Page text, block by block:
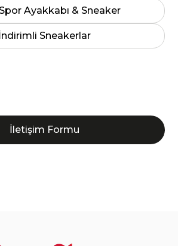
Ayakkabı & Sneaker
Sneakerlar
İletişim Formu